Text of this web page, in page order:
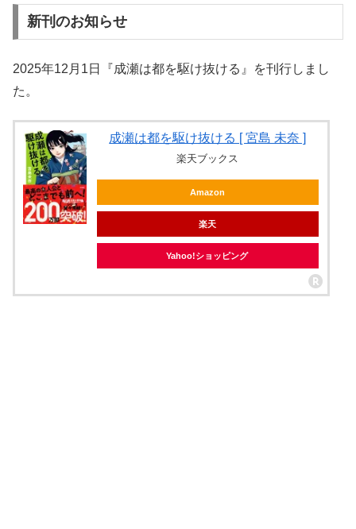
新刊のお知らせ
2025年12月1日『成瀬は都を駆け抜ける』を刊行しまし
た。
成瀬は都を駆け抜ける [ 宮島 未奈 ]
楽天ブックス
Amazon
楽天
Yahoo!ショッピング